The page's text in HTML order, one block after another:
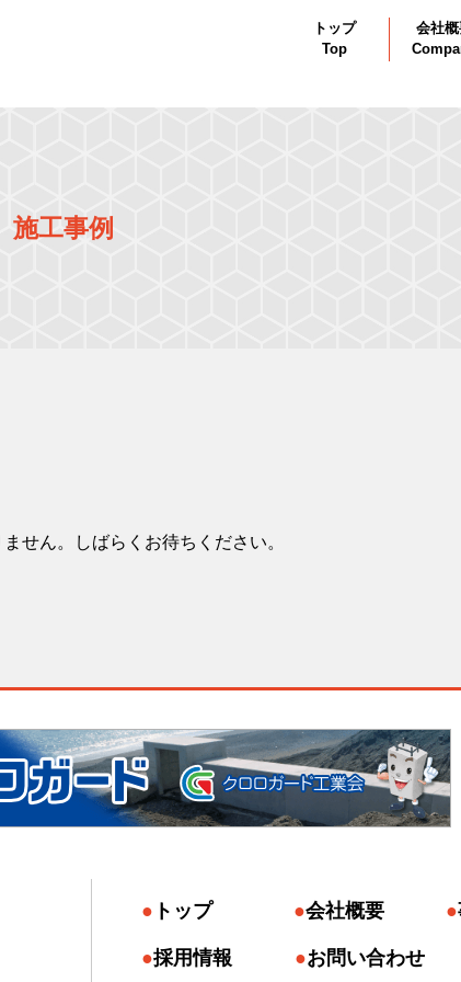
トップ
Top
会社概
施工事例
せん。しばらくお待ちください。
トップ 会社概要
採用情報 お問い合わせ